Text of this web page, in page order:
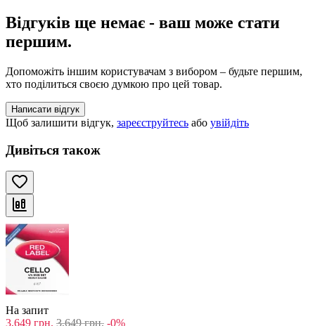
Відгуків ще немає - ваш може стати
першим.
Допоможіть іншим користувачам з вибором – будьте першим,
хто поділиться своєю думкою про цей товар.
Написати відгук
Щоб залишити відгук, зареєструйтесь або увійдіть
Дивіться також
На запит
3,649 грн. 3,649 грн. -0%